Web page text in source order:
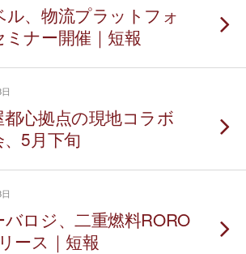
ル、物流プラットフォ
ミナー開催｜短報
心拠点の現地コラボ
5月下旬
ロジ、二重燃料RORO
ース｜短報